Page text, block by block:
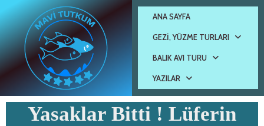
ANA SAYFA
GEZI, YÜZME TURLARI
BALIK AVI TURU
YAZILAR
Yasaklar Bitti ! Lüferin